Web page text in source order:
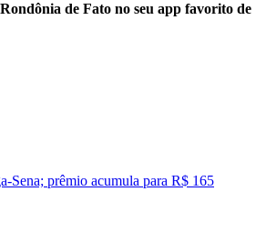
de Fato no seu app favorito de